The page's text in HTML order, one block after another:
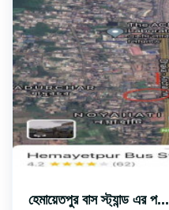
হেমায়েতপুর বাস স্ট্যান্ড এর প...